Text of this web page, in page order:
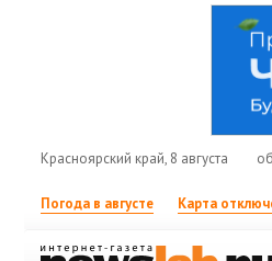
Красноярский край, 8 августа
Погода в августе Карта